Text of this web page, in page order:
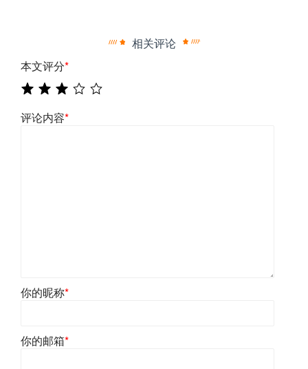
相关评论
本文评分*
评论内容*
你的昵称*
你的邮箱*